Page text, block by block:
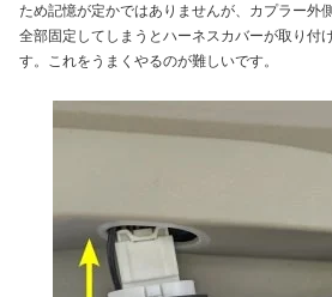
ため記憶が定かではありませんが、カプラー外
全部固定してしまうとハーネスカバーが取り付
す。これをうまくやるのが難しいです。